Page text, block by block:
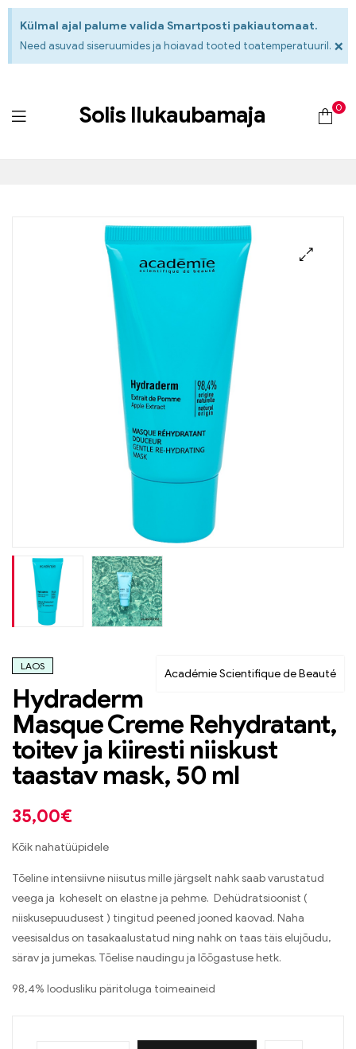
Külmal ajal palume valida Smartposti pakiautomaat.
Need asuvad siseruumides ja hoiavad tooted toatemperatuuril. ×
Solis Ilukaubamaja 0
Académie Scientifique de Beauté
LAOS
Hydraderm
Masque Creme Rehydratant,
toitev ja kiiresti niiskust
taastav mask, 50 ml
35,00€
Kõik nahatüüpidele
Tõeline intensiivne niisutus mille järgselt nahk saab varustatud
veega ja koheselt on elastne ja pehme. Dehüdratsioonist (
niiskusepuudusest ) tingitud peened jooned kaovad. Naha
veesisaldus on tasakaalustatud ning nahk on taas täis elujõudu,
särav ja jumekas. Tõelise naudingu ja lõõgastuse hetk.
98,4% loodusliku päritoluga toimeaineid